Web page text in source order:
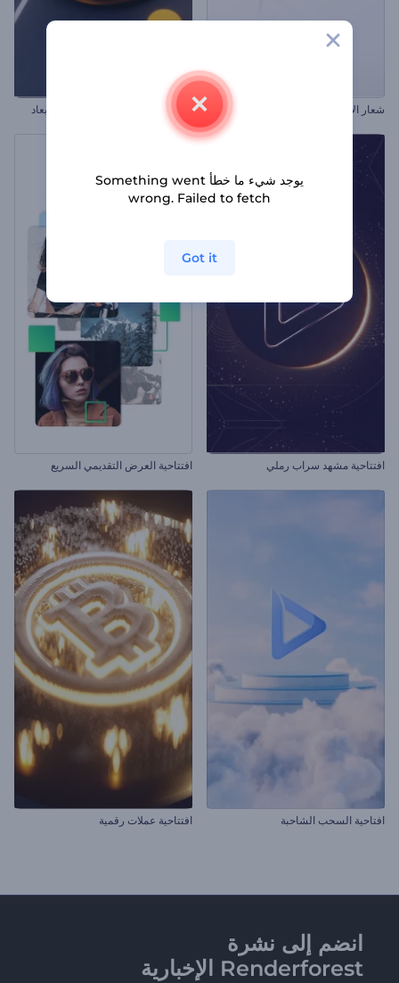
شعار الأسلوب البسيط افتتاحية الأشكال المجردة ثلاثية الأبعاد
افتتاحية مشهد سراب رملي افتتاحية العرض التقديمي السريع
افتاحية السحب الشاحبة افتتاحية عملات رقمية
انضم إلى نشرة
Renderforest الإخبارية
يوجد شيء ما خطأ Something went
wrong. Failed to fetch
Got it